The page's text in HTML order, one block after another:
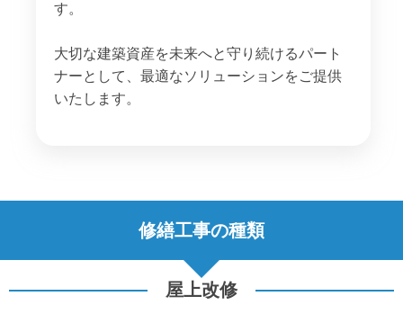
す。
大切な建築資産を未来へと守り続けるパート
ナーとして、最適なソリューションをご提供
いたします。
修繕工事の種類
屋上改修